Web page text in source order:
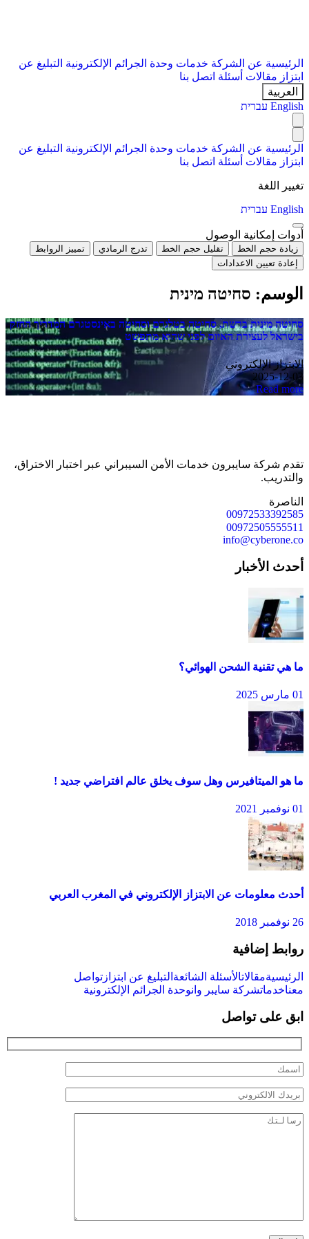
الرئيسية عن الشركة خدمات وحدة الجرائم الإلكترونية التبليغ عن
ابتزاز مقالات أسئلة اتصل بنا
العربية
English עברית
الرئيسية عن الشركة خدمات وحدة الجرائم الإلكترونية التبليغ عن
ابتزاز مقالات أسئلة اتصل بنا
تغيير اللغة
English עברית
أدوات إمكانية الوصول
زيادة حجم الخط تقليل حجم الخط تدرج الرمادي
تمييز الروابط
إعادة تعيين الاعدادات
الوسم: סחיטה מינית
סחיטה מינית ברשת, סחיטה בטלגרם וסחיטה באינסטגרם המדריך החזק
בישראל לעצירת האיום לפני שהוא מתפשט
الابتزاز الإلكتروني
2025-12-03
Read more
تقدم شركة سايبرون خدمات الأمن السيبراني عبر اختبار الاختراق،
والتدريب.
الناصرة
00972533392585
00972505555511
info@cyberone.co
أحدث الأخبار
ما هي تقنية الشحن الهوائي؟
01 مارس 2025
ما هو الميتافيرس وهل سوف يخلق عالم افتراضي جديد !
01 نوفمبر 2021
أحدث معلومات عن الابتزاز الإلكتروني في المغرب العربي
26 نوفمبر 2018
روابط إضافية
الرئيسيةمقالاتالأسئلة الشائعة التبليغ عن ابتزاز تواصل
معناخدماتشركة سايبر وانوحدة الجرائم الإلكترونية
ابق على تواصل